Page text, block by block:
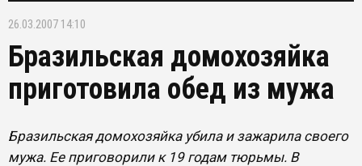
26.03.2007 14:10
Бразильская домохозяйка
приготовила обед из мужа
Бразильская домохозяйка убила и зажарила своего
мужа. Ее приговорили к 19 годам тюрьмы. В